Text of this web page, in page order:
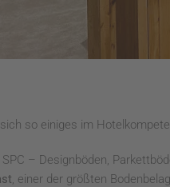
so einiges im
– Designböden,
, einer der größten